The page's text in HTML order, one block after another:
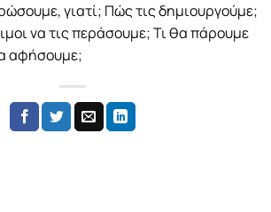
γιατί; Πώς τις δημιουργούμε;
να τις περάσουμε; Τι θα πάρουμε
αφήσουμε;